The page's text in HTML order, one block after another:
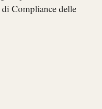
Compliance delle